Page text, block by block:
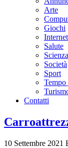
Arte
Giochi
Internet
Salute
Società
Sport
Contatti
10 Settembre 2021